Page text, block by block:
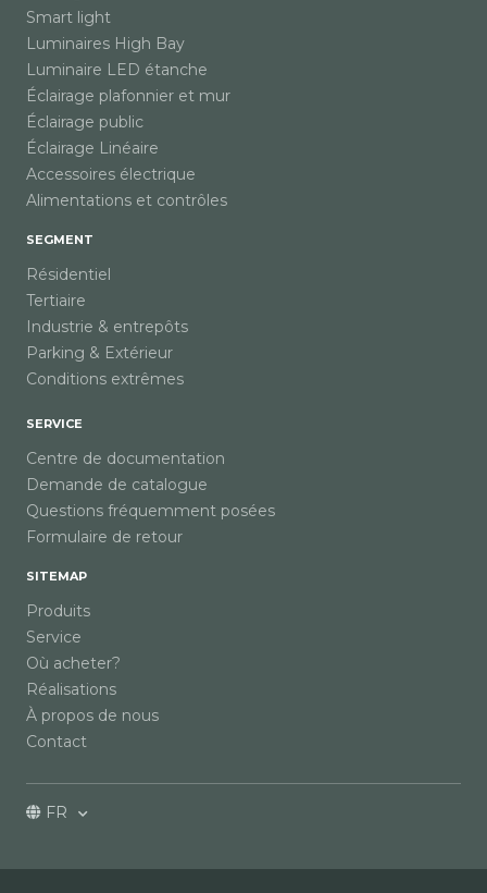
Smart light
Luminaires High Bay
Luminaire LED étanche
Éclairage plafonnier et mur
Éclairage public
Éclairage Linéaire
Accessoires électrique
Alimentations et contrôles
SEGMENT
Résidentiel
Tertiaire
Industrie & entrepôts
Parking & Extérieur
Conditions extrêmes
SERVICE
Centre de documentation
Demande de catalogue
Questions fréquemment posées
Formulaire de retour
SITEMAP
Produits
Service
Où acheter?
Réalisations
À propos de nous
Contact
FR